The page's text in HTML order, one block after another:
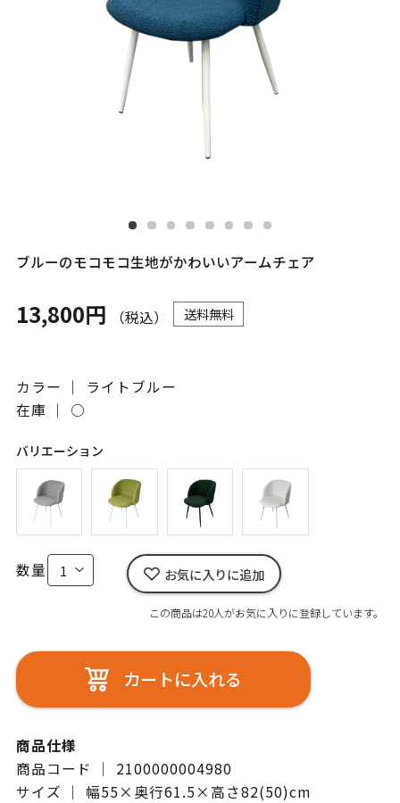
ブルーのモコモコ生地がかわいいアームチェア
13,800円 （税込） 送料無料
カラー ｜ ライトブルー
在庫 ｜ ○
バリエーション
数量 お気に入りに追加
この商品は20人がお気に入りに登録しています。
カートに入れる
商品仕様
商品コード ｜ 2100000004980
サイズ ｜ 幅55×奥行61.5×高さ82(50)cm